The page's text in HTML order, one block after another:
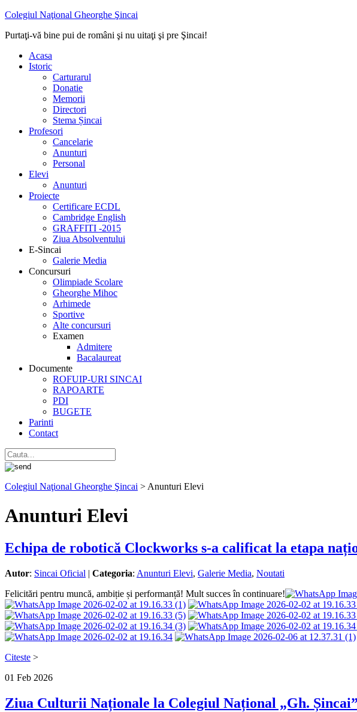
Colegiul Naţional Gheorghe Şincai
Purtaţi-vă bine pui de români şi nu uitaţi şi pre Şincai!
Acasa
Istoric
Carturarul
Donatie
Memorii
Directori
Stema Șincai
Profesori
Cancelarie
Anunturi
Personal
Elevi
Anunturi
Proiecte
Certificare ECDL
Cambridge English
GRAFFITI -2015
Ziua Absolventului
E-Sincai
Galerie Media
Concursuri
Olimpiade Scolare
Gheorghe Mihoc
Arhimede
Sportive
Alte concursuri
Examen
Admitere
Bacalaureat
Documente
ROFUIP-URI SINCAI
RAPOARTE
PDI
BUGETE
Parinti
Contact
Colegiul Naţional Gheorghe Şincai > Anunturi Elevi
Anunturi Elevi
Echipa de robotică Clockworks s-a calificat la etapa
Autor: Sincai Oficial | Categoria: Anunturi Elevi, Galerie Media, Noutati
Felicitări pentru muncă, ambiție și performanță! Mult succes în continuare!
Citeste >
01 Feb 2026
Ziua Culturii Naționale la Colegiul Național „Gh. Șincai”